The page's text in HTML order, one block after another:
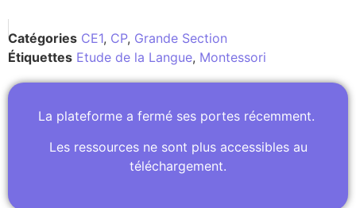
Catégories CE1, CP, Grande Section
Étiquettes Etude de la Langue, Montessori
La plateforme a fermé ses portes récemment.
Les ressources ne sont plus accessibles au
téléchargement.